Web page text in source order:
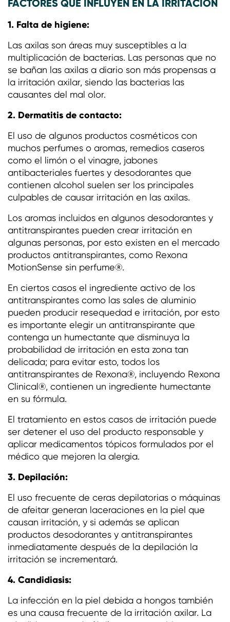
FACTORES QUE INFLUYEN EN LA IRRITACIÓN
1. Falta de higiene:
Las axilas son áreas muy susceptibles a la
multiplicación de bacterias. Las personas que no
se bañan las axilas a diario son más propensas a
la irritación axilar, siendo las bacterias las
causantes del mal olor.
2. Dermatitis de contacto:
El uso de algunos productos cosméticos con
muchos perfumes o aromas, remedios caseros
como el limón o el vinagre, jabones
antibacteriales fuertes y desodorantes que
contienen alcohol suelen ser los principales
culpables de causar irritación en las axilas.
Los aromas incluidos en algunos desodorantes y
antitranspirantes pueden crear irritación en
algunas personas, por esto existen en el mercado
productos antitranspirantes, como Rexona
MotionSense sin perfume®.
En ciertos casos el ingrediente activo de los
antitranspirantes como las sales de aluminio
pueden producir resequedad e irritación, por esto
es importante elegir un antitranspirante que
contenga un humectante que disminuya la
probabilidad de irritación en esta zona tan
delicada; para evitar esto, todos los
antitranspirantes de Rexona®, incluyendo Rexona
Clinical®, contienen un ingrediente humectante
en su fórmula.
El tratamiento en estos casos de irritación puede
ser detener el uso del producto responsable y
aplicar medicamentos tópicos formulados por el
médico que mejoren la alergia.
3. Depilación:
El uso frecuente de ceras depilatorias o máquinas
de afeitar generan laceraciones en la piel que
causan irritación, y si además se aplican
productos desodorantes y antitranspirantes
inmediatamente después de la depilación la
irritación se incrementará.
4. Candidiasis:
La infección en la piel debida a hongos también
es una causa frecuente de la irritación axilar. La